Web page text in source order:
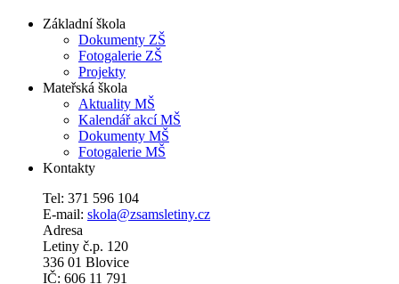
Základní škola
Dokumenty ZŠ
Fotogalerie ZŠ
Projekty
Mateřská škola
Aktuality MŠ
Kalendář akcí MŠ
Dokumenty MŠ
Fotogalerie MŠ
Kontakty
Tel: 371 596 104
E-mail: skola@zsamsletiny.cz
Adresa
Letiny č.p. 120
336 01 Blovice
IČ: 606 11 791